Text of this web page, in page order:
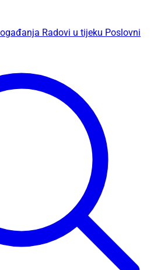
Radovi u tijeku Poslovni